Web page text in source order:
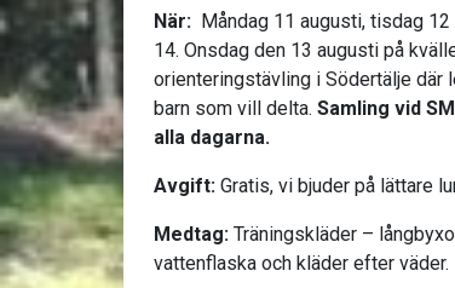
När: Måndag 11 augusti, tisdag
14. Onsdag den 13 augusti på
orienteringstävling i Södertälje där
barn som vill delta. Samling vid
alla dagarna.
Avgift: Gratis, vi bjuder på lättare
Medtag: Träningskläder –
vattenflaska och kläder efter väder.